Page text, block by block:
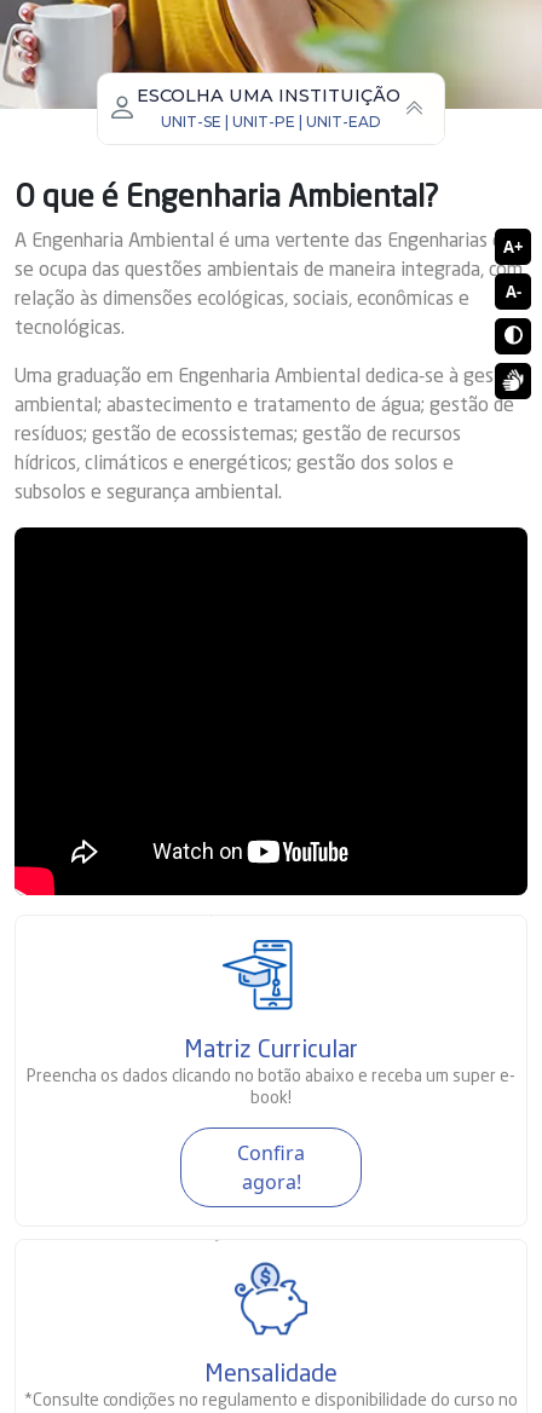
ESCOLHA UMA INSTITUIÇÃO
UNIT-SE | UNIT-PE | UNIT-EAD
O que é Engenharia Ambiental?
A Engenharia Ambiental é uma vertente das Engenharias que
se ocupa das questões ambientais de maneira integrada, com
relação às dimensões ecológicas, sociais, econômicas e
tecnológicas.
Uma graduação em Engenharia Ambiental dedica-se à gestão
ambiental; abastecimento e tratamento de água; gestão de
resíduos; gestão de ecossistemas; gestão de recursos
hídricos, climáticos e energéticos; gestão dos solos e
subsolos e segurança ambiental.
Matriz Curricular
Preencha os dados clicando no botão abaixo e receba um super e-
book!
Confira
agora!
Mensalidade
*Consulte condições no regulamento e disponibilidade do curso no
A+
A-